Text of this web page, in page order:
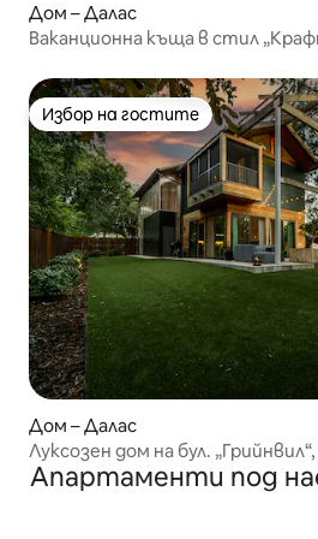
Дом – Далас
Ваканционна къща в стил
Избор на гостите
Избор на гостите
Дом – Далас
Луксозен дом на бул.
Горната градска част
Апартаменти под